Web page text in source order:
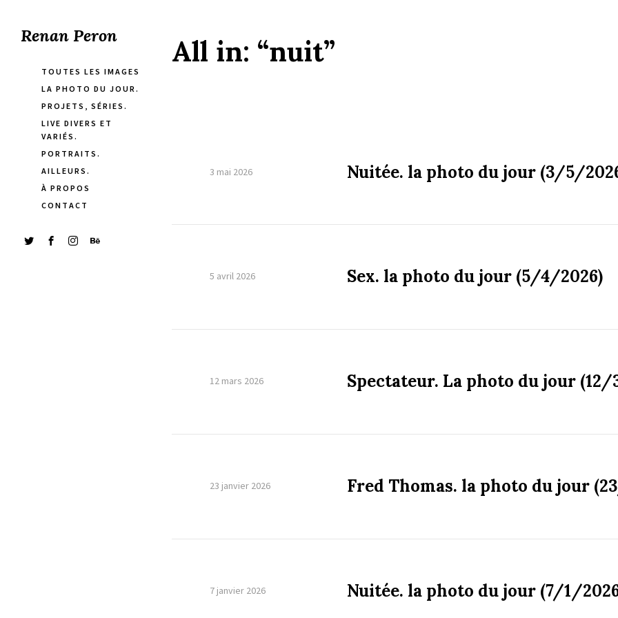
Renan Peron
TOUTES LES IMAGES
LA PHOTO DU JOUR.
PROJETS, SÉRIES.
LIVE DIVERS ET
VARIÉS.
PORTRAITS.
AILLEURS.
À PROPOS
CONTACT
All in: “nuit”
3 mai 2026 Nuitée. la photo du jour (3/5/
5 avril 2026 Sex. la photo du jour (5/4/2026)
12 mars 2026 Spectateur. La photo du jour
23 janvier 2026 Fred Thomas. la photo du jour
7 janvier 2026 Nuitée. la photo du jour (7/1/